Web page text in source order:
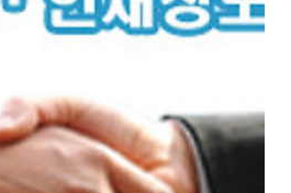
빅4자리를 차지했다. 또 GS건설, 대림
코, 한화건설이 톱10에 이름을 올렸..